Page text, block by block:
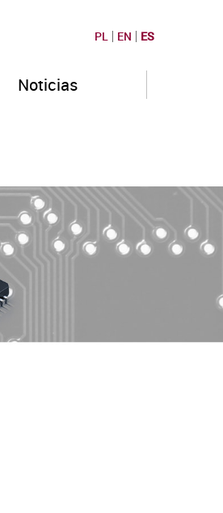
PL EN ES
Noticias